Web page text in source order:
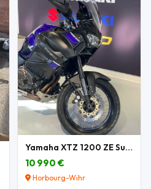
Yamaha XTZ 1200 ZE Super Tenere
10 990 €
Horbourg-Wihr